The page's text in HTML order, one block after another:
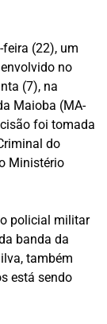
(22), um
no
(7), na
Maioba (MA-
foi tomada
do
Ministério
policial militar
banda da
também
está sendo